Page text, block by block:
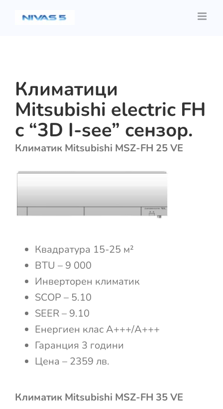
Климатици
Mitsubishi electric FH
с “3D I-see” сензор.
Климатик Mitsubishi MSZ-FH 25 VE
Квадратура 15-25 м²
BTU – 9 000
Инверторен климатик
SCOP – 5.10
SEER – 9.10
Енергиен клас А+++/А+++
Гаранция 3 години
Цена – 2359 лв.
Климатик Mitsubishi MSZ-FH 35 VE